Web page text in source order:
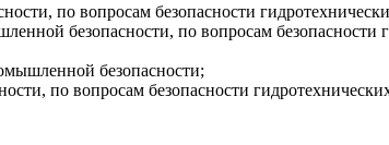
по вопросам безопасности
безопасности, по вопросам
безопасности;
по вопросам безопасности